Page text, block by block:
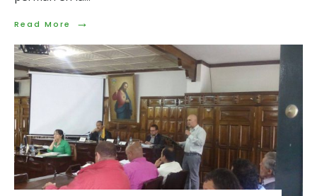
Read More →
Read
Proyecto
minero-
energético
Oriente
Antioqueño:
sus
impactos
sobre
el
territorio